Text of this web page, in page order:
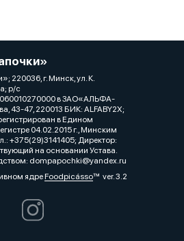
220036, г. Минск, ул. К.
р/с
в ЗАО«АЛЬФА-
43-47, 220013 БИК: ALFABY2X;
в Едином
04.02.2015 г., Минским
+375(29)3141405; Директор:
на основании Устава.
dompapochki@yandex.ru
ядреFoodpicássover. 3.2